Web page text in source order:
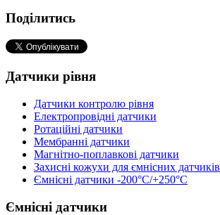
Поділитись
Датчики рівня
Датчики контролю рівня
Електропровідні датчики
Ротаційні датчики
Мембранні датчики
Магнітно-поплавкові датчики
Захисні кожухи для ємнісних датчиків
Ємнісні датчики -200°C/+250°C
Ємнісні датчики